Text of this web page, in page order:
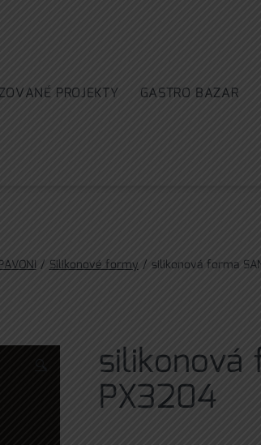
PROJEKTY GASTRO BAZAR
/Silikonové formy/ silikonová forma
🔍 silikonová
PX3204